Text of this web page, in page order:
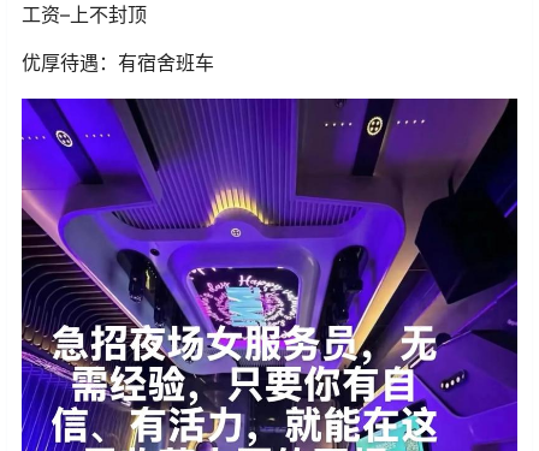
工资–上不封顶
优厚待遇：有宿舍班车